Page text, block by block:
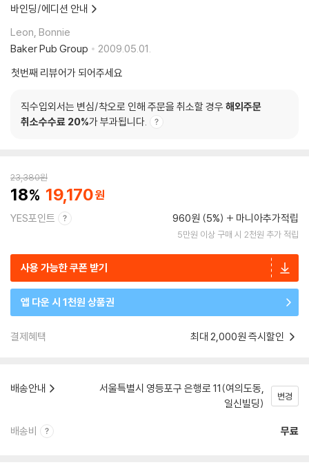
바인딩/에디션 안내
Leon, Bonnie
Baker Pub Group
2009.05.01.
첫번째 리뷰어가 되어주세요
직수입외서는 변심/착오로 인해 주문을 취소할 경우 해외주문
취소수수료 20%가 부과됩니다.
23,380원
18 19,170
YES포인트 960원 (5%) 마니아추가적립
5만원 이상 구매 시 2천원 추가 적립
사용 가능한 쿠폰 받기
앱 다운 시 1천원 상품권
결제혜택 최대 2,000원 즉시할인
배송안내
서울특별시 영등포구 은행로 11(여의도동,
일신빌딩)
변경
배송비 무료